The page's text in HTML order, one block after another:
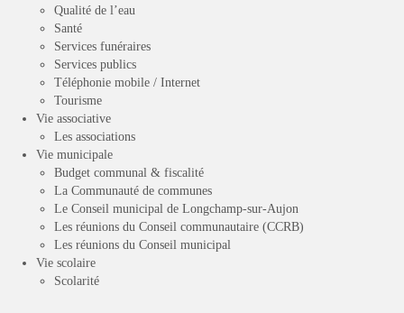
Qualité de l’eau
Santé
Services funéraires
Services publics
Téléphonie mobile / Internet
Tourisme
Vie associative
Les associations
Vie municipale
Budget communal & fiscalité
La Communauté de communes
Le Conseil municipal de Longchamp-sur-Aujon
Les réunions du Conseil communautaire (CCRB)
Les réunions du Conseil municipal
Vie scolaire
Scolarité